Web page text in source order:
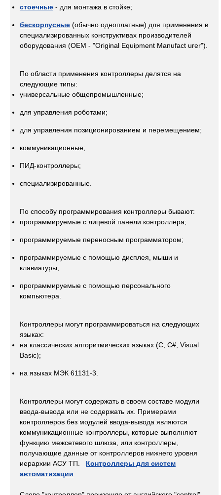
стоечные - для монтажа в стойке;
бескорпусные (обычно одноплатные) для применения в
специализированных конструктивах производителей
оборудования (OEM - "Original Equipment Manufact urer").
По области применения контроллеры делятся на
следующие типы:
универсальные общепромышленные;
для управления роботами;
для управления позиционированием и перемещением;
коммуникационные;
ПИД-контроллеры;
специализированные.
По способу программирования контроллеры бывают:
программируемые с лицевой панели контроллера;
программируемые переносным программатором;
программируемые с помощью дисплея, мыши и
клавиатуры;
программируемые с помощью персонального
компьютера.
Контроллеры могут программироваться на следующих
языках:
на классических алгоритмических языках (C, С#, Visual
Basic);
на языках МЭК 61131-3.
Контроллеры могут содержать в своем составе модули
ввода-вывода или не содержать их. Примерами
контроллеров без модулей ввода-вывода являются
коммуникационные контроллеры, которые выполняют
функцию межсетевого шлюза, или контроллеры,
получающие данные от контроллеров нижнего уровня
иерархии АСУ ТП. Контроллеры для систем
автоматизации